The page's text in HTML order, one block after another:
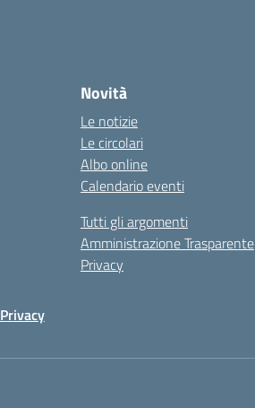
Novità
Le notizie
Le circolari
Albo online
Calendario eventi
Tutti gli argomenti
Amministrazione Trasparente
Privacy
Privacy